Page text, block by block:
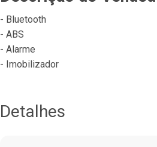
- Bluetooth
- ABS
- Alarme
- Imobilizador
Detalhes